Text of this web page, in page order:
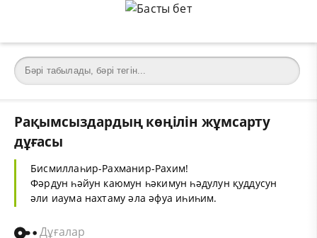
Рақымсыздардың көңілін жұмсарту
дұғасы
Бисмиллаһир-Рахманир-Рахим!
Фәрдун һәйун каюмун һәкимун һәдулун қуддусун
әли иаума нахтаму әла әфуа иһиһим.
Дұғалар